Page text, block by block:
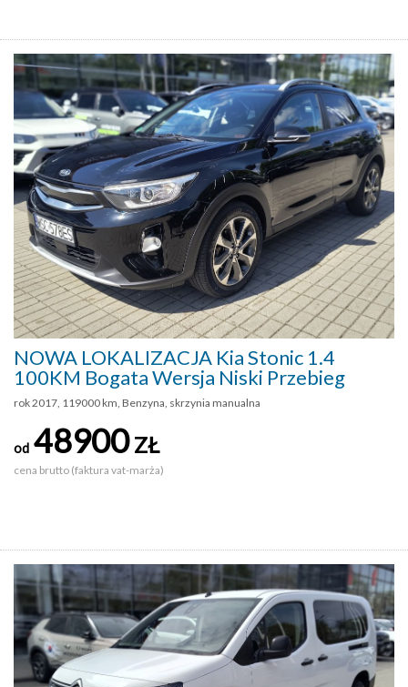
NOWA LOKALIZACJA Kia Stonic 1.4
100KM Bogata Wersja Niski Przebieg
rok 2017, 119000 km, Benzyna, skrzynia manualna
od 48900ZŁ
cena brutto (faktura vat-marża)